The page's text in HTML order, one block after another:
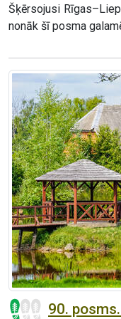
Šķērsojusi
nonāk šī posma
90.